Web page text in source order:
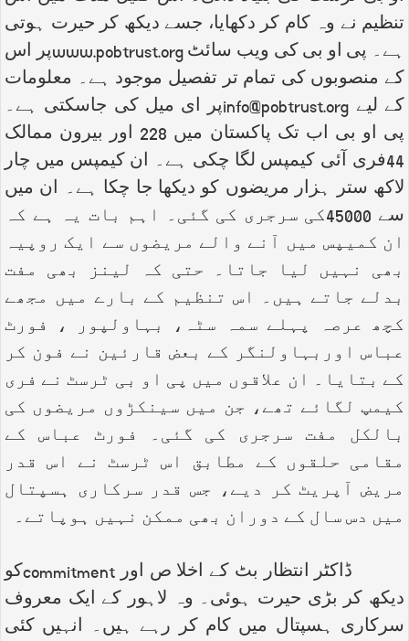
تنظیم نے وہ کام کر دکھایا، جسے دیکھ کر حیرت ہوتی
ہے۔ پی او بی کی ویب سائٹwww.pobtrust.orgپر اس
کے منصوبوں کی تمام تر تفصیل موجود ہے۔ معلومات
کے لیے info@pobtrust.orgپر ای میل کی جاسکتی ہے۔
پی او بی اب تک پاکستان میں 228 اور بیرون ممالک
44فری آئی کیمپس لگا چکی ہے۔ ان کیمپس میں چار
لاکھ ستر ہزار مریضوں کو دیکھا جا چکا ہے۔ ان میں
سے 45000کی سرجری کی گئی۔ اہم بات یہ ہے کہ
ان کمیپس میں آنے والے مریضوں سے ایک روپیہ
بھی نہیں لیا جاتا۔ حتی کہ لینز بھی مفت
بدلے جاتے ہیں۔ اس تنظیم کے بارے میں مجھے
کچھ عرصہ پہلے سمہ سٹہ، بہاولپور ، فورٹ
عباس اوربہاولنگر کے بعض قارئین نے فون کر
کے بتایا۔ ان علاقوں میں پی او بی ٹرسٹ نے فری
کیمپ لگائے تھے، جن میں سینکڑوں مریضوں کی
بالکل مفت سرجری کی گئی۔ فورٹ عباس کے
مقامی حلقوں کے مطابق اس ٹرسٹ نے اس قدر
مریض آپریٹ کر دیے، جس قدر سرکاری ہسپتال
میں دس سال کے دوران بھی ممکن نہیں ہوپاتے۔
ڈاکٹر انتظار بٹ کے اخلا ص اورcommitmentکو
دیکھ کر بڑی حیرت ہوئی۔ وہ لاہور کے ایک معروف
سرکاری ہسپتال میں کام کر رہے ہیں۔ انہیں کئی